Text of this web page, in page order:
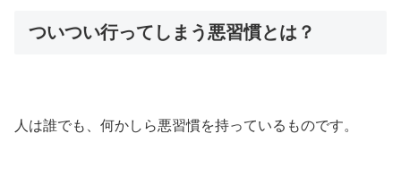
ついつい行ってしまう悪習慣とは？
人は誰でも、何かしら悪習慣を持っているものです。